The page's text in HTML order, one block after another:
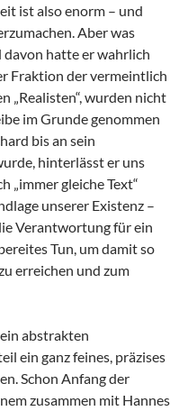
ist also enorm – und
Aber was
davon hatte er wahrlich
Fraktion der vermeintlich
„Realisten“, wurden nicht
im Grunde genommen
bis an sein
hinterlässt er uns
„immer gleiche Text“
unserer Existenz –
Verantwortung für ein
Tun, um damit so
erreichen und zum
abstrakten
ein ganz feines, präzises
Schon Anfang der
zusammen mit Hannes